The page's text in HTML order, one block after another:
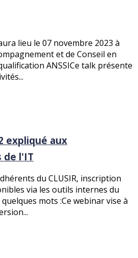
lieu le 07 novembre 2023 à
et de Conseil en
ANSSICe talk présente
expliqué aux
de l'IT
du CLUSIR, inscription
via les outils internes du
mots :Ce webinar vise à